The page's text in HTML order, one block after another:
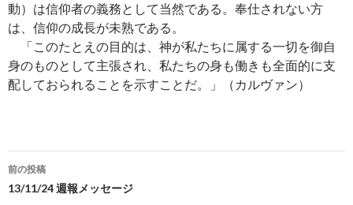
動）は信仰者の義務として当然である。奉仕されない方
は、信仰の成長が未熟である。
「このたとえの目的は、神が私たちに属する一切を御自
身のものとして主張され、私たちの身も働きも全面的に支
配しておられることを示すことだ。」（カルヴァン）
投
稿
前の投稿
13/11/24 週報メッセージ